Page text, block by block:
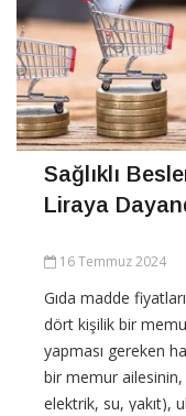
Sağlıklı
Liraya
16 Temmuz 2024
Gıda madde
dört kişilik bir
yapması gereken
bir memur ailesinin,
elektrik, su, yakıt),